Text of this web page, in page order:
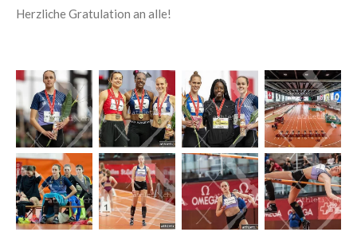
Herzliche Gratulation an alle!